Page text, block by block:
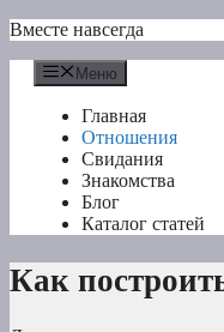
Перейти
содержимому
Вместе навсегда
Меню
Главная
Отношения
Свидания
Знакомства
Блог
Каталог статей
Как